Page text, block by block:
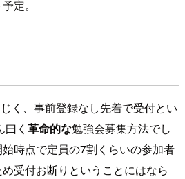
定。
く、事前登録なし先着で受付とい
く 革命的な勉強会募集方法でし
時点で定員の7割くらいの参加者
受付お断りということにはなら